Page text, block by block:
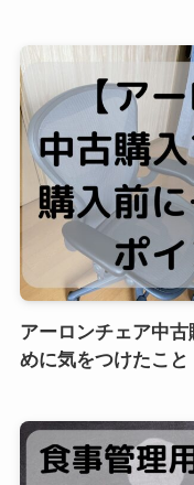
アーロンチェア中
めに気をつけたこと